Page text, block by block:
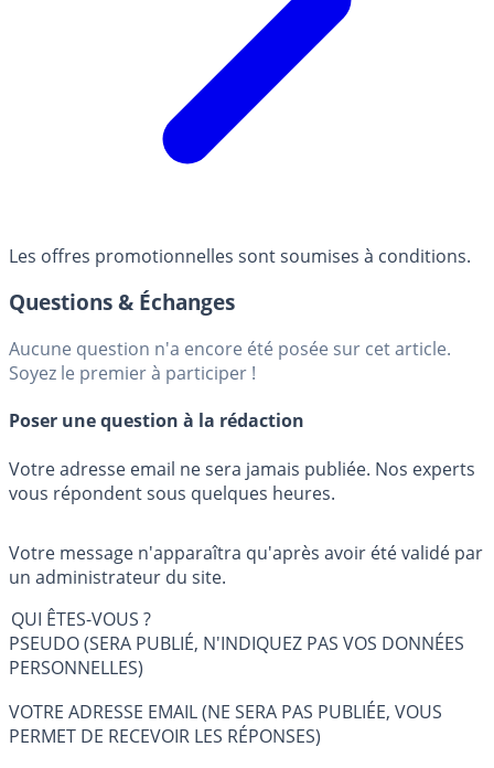
Les offres promotionnelles sont soumises à conditions.
Questions & Échanges
Aucune question n'a encore été posée sur cet article.
Soyez le premier à participer !
Poser une question à la rédaction
Votre adresse email ne sera jamais publiée. Nos experts
vous répondent sous quelques heures.
Votre message n'apparaîtra qu'après avoir été validé par
un administrateur du site.
QUI ÊTES-VOUS ?
PSEUDO (SERA PUBLIÉ, N'INDIQUEZ PAS VOS DONNÉES
PERSONNELLES)
VOTRE ADRESSE EMAIL (NE SERA PAS PUBLIÉE, VOUS
PERMET DE RECEVOIR LES RÉPONSES)